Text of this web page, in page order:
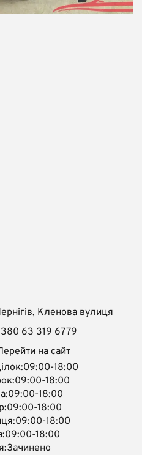
Кленова вулиця
63 319 6779
на сайт
18:00
18:00
18:00
18:00
18:00
18:00